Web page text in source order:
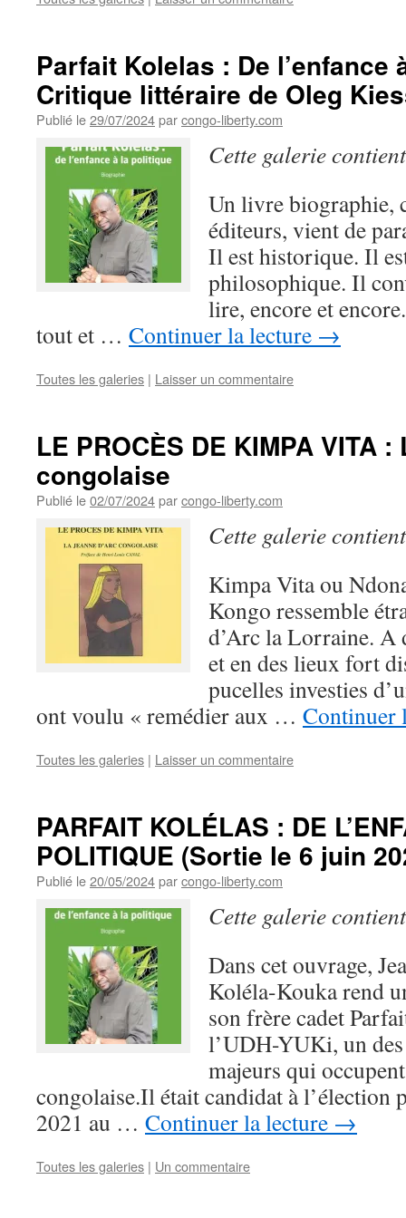
Parfait Kolelas : De l’enfance
Critique littéraire de Oleg
Publié le29/07/2024parcongo-liberty.com
Cette galerie
Un livre biographie,
éditeurs, vient de
Il est historique. Il
philosophique. Il
lire, encore et
tout et … Continuer la lecture →
Toutes les galeries | Laisser un commentaire
LE PROCÈS DE KIMPA VITA
congolaise
Publié le02/07/2024parcongo-liberty.com
Cette galerie
Kimpa Vita ou
Kongo ressemble
d’Arc la Lorraine. A
et en des lieux fort
pucelles investies
ont voulu « remédier aux … Continuer
Toutes les galeries | Laisser un commentaire
PARFAIT KOLÉLAS : DE
POLITIQUE (Sortie le 6 juin
Publié le20/05/2024parcongo-liberty.com
Cette galerie
Dans cet ouvrage,
Koléla-Kouka rend
son frère cadet
l’UDH-YUKi, un
majeurs qui
congolaise.Il était candidat à l’élection
2021 au … Continuer la lecture →
Toutes les galeries | Un commentaire